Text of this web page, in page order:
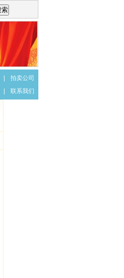
拍卖公司
联系我们